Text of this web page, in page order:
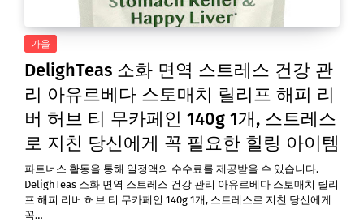
가을
DelighTeas 소화 면역 스트레스 건강 관
리 아유르베다 스토매치 릴리프 해피 리
버 허브 티 무카페인 140g 1개, 스트레스
로 지친 당신에게 꼭 필요한 힐링 아이템
파트너스 활동을 통해 일정액의 수수료를 제공받을 수 있습니다.
DelighTeas 소화 면역 스트레스 건강 관리 아유르베다 스토매치 릴리
프 해피 리버 허브 티 무카페인 140g 1개, 스트레스로 지친 당신에게
꼭…